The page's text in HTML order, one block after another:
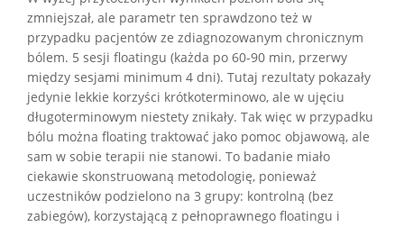
zmniejszał, ale parametr ten sprawdzono też w
przypadku pacjentów ze zdiagnozowanym chronicznym
bólem. 5 sesji floatingu (każda po 60-90 min, przerwy
między sesjami minimum 4 dni). Tutaj rezultaty pokazały
jedynie lekkie korzyści krótkoterminowo, ale w ujęciu
długoterminowym niestety znikały. Tak więc w przypadku
bólu można floating traktować jako pomoc objawową, ale
sam w sobie terapii nie stanowi. To badanie miało
ciekawie skonstruowaną metodologię, ponieważ
uczestników podzielono na 3 grupy: kontrolną (bez
zabiegów), korzystającą z pełnoprawnego floatingu i